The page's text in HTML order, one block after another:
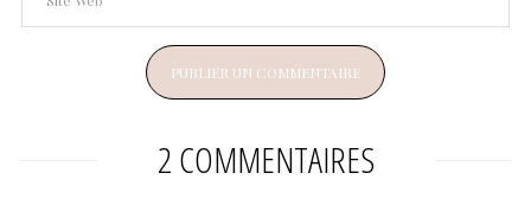
2 COMMENTAIRES